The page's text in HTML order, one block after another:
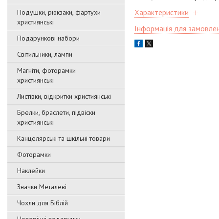
Подушки, рюкзаки, фартухи
християнські
Подарункові набори
Світильники, лампи
Магніти, фоторамки
християнські
Листівки, відкритки християнські
Брелки, браслети, підвіски
християнські
Канцелярські та шкільні товари
Фоторамки
Наклейки
Значки Металеві
Чохли для Біблій
Характеристики
Інформація для